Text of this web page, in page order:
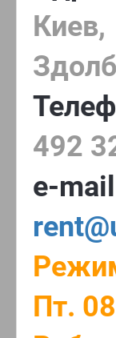
Киев,
492
e-mail
Пт.